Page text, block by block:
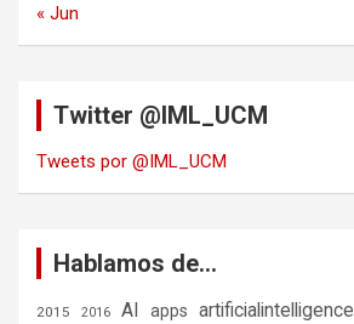
« Jun
Twitter @IML_UCM
Tweets por @IML_UCM
Hablamos de…
2015 2016 AI apps artificialintelligence